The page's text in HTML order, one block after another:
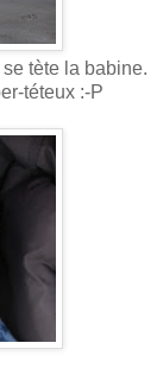
tète la babine.
téteux :-P